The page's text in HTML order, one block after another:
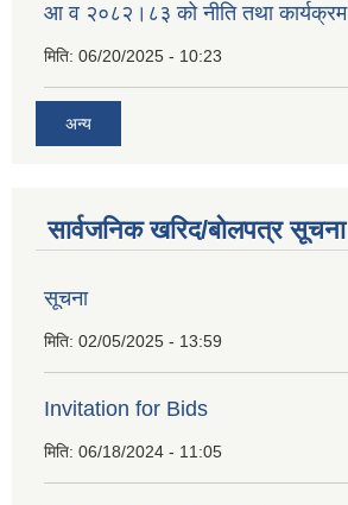
आ व २०८२।८३ को नीति तथा कार्यक्रम
मिति: 06/20/2025 - 10:23
अन्य
सार्वजनिक खरिद/बोलपत्र सूचना
सूचना
मिति: 02/05/2025 - 13:59
Invitation for Bids
मिति: 06/18/2024 - 11:05